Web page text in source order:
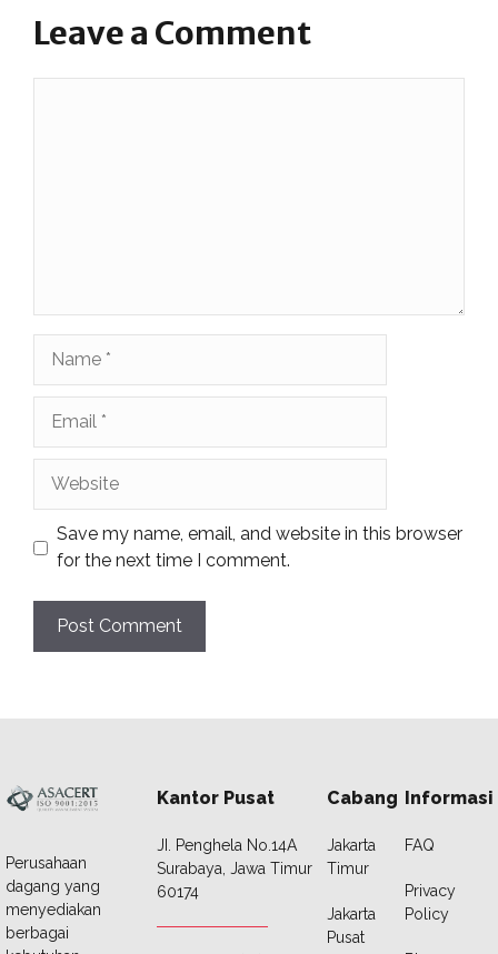
Leave a Comment
Save my name, email, and website in this browser
for the next time I comment.
Perusahaan
dagang yang
menyediakan
berbagai
Kantor Pusat
JI. Penghela No.14A
Surabaya, Jawa Timur
60174
Cabang
Jakarta
Timur
Jakarta
Pusat
Informasi
FAQ
Privacy
Policy